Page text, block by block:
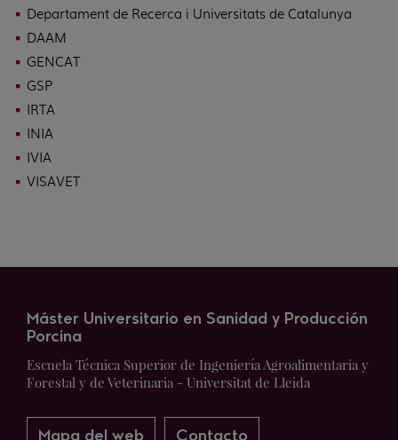
Departament de Recerca i Universitats de Catalunya
DAAM
GENCAT
GSP
IRTA
INIA
IVIA
VISAVET
Máster Universitario en Sanidad y Producción
Porcina
Escuela Técnica Superior de Ingeniería Agroalimentaria y
Forestal y de Veterinaria - Universitat de Lleida
Mapa del web Contacto